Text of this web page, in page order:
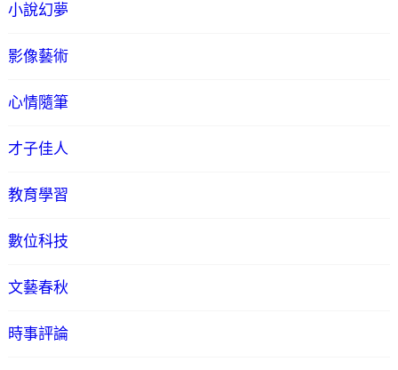
小說幻夢
影像藝術
心情隨筆
才子佳人
教育學習
數位科技
文藝春秋
時事評論